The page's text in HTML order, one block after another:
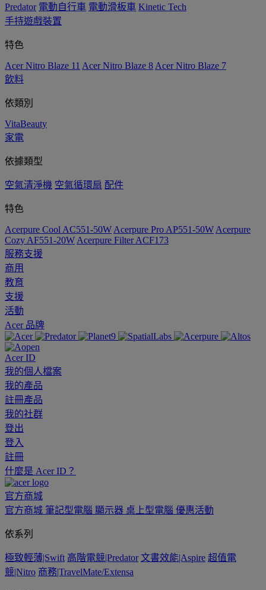
Predator 電動自行車 電動滑板車 Kinetic Tech
手持遊戲裝置
特色
Acer Nitro Blaze 11 Acer Nitro Blaze 8 Acer Nitro Blaze 7
飲料
依類別
VitaBeauty
家電
依據類型
空氣清淨機 空氣循環扇 配件
特色
Acerpure Cool AC551-50W Acerpure Pro AP551-50W Acerpure
Cozy AF551-20W Acerpure Filter ACF173
服務支援
商用
教育
支援
活動
Acer 品牌
Acer ID
我的個人檔案
我的產品
註冊產品
我的社群
登出
登入
註冊
什麼是 Acer ID？
官方商城
官方商城 筆記型電腦 顯示器 桌上型電腦 優惠活動
依系列
極致輕薄|Swift 高階電競|Predator 文書效能|Aspire 超值電
競|Nitro 商務|TravelMate/Extensa